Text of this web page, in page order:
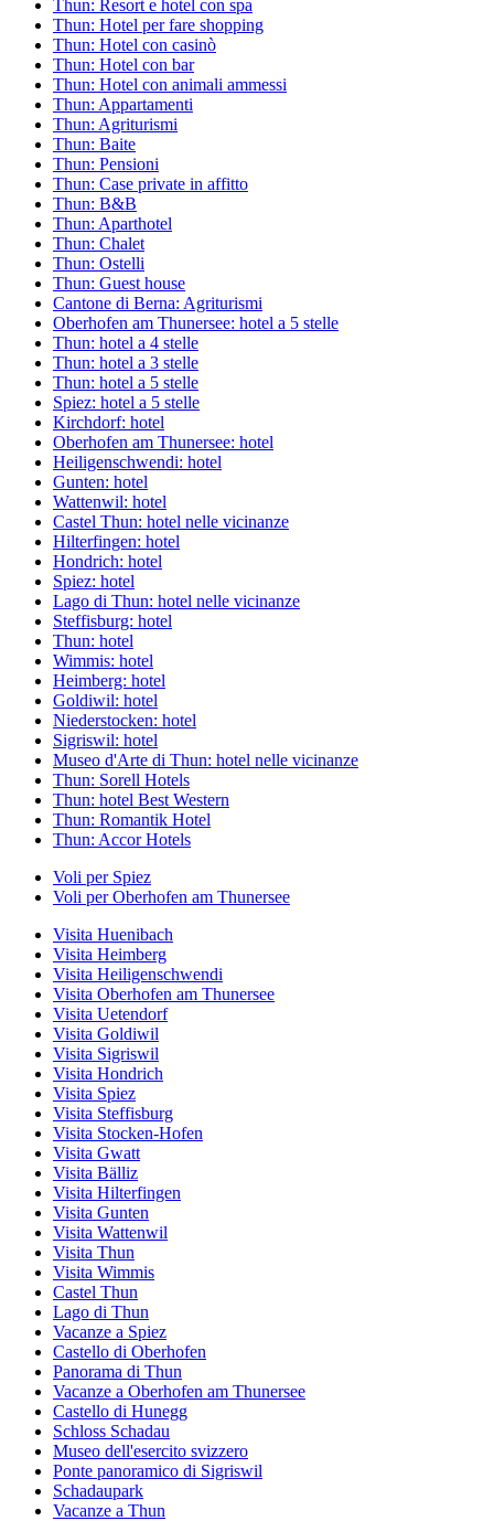
Thun: Resort e hotel con spa
Thun: Hotel per fare shopping
Thun: Hotel con casinò
Thun: Hotel con bar
Thun: Hotel con animali ammessi
Thun: Appartamenti
Thun: Agriturismi
Thun: Baite
Thun: Pensioni
Thun: Case private in affitto
Thun: B&B
Thun: Aparthotel
Thun: Chalet
Thun: Ostelli
Thun: Guest house
Cantone di Berna: Agriturismi
Oberhofen am Thunersee: hotel a 5 stelle
Thun: hotel a 4 stelle
Thun: hotel a 3 stelle
Thun: hotel a 5 stelle
Spiez: hotel a 5 stelle
Kirchdorf: hotel
Oberhofen am Thunersee: hotel
Heiligenschwendi: hotel
Gunten: hotel
Wattenwil: hotel
Castel Thun: hotel nelle vicinanze
Hilterfingen: hotel
Hondrich: hotel
Spiez: hotel
Lago di Thun: hotel nelle vicinanze
Steffisburg: hotel
Thun: hotel
Wimmis: hotel
Heimberg: hotel
Goldiwil: hotel
Niederstocken: hotel
Sigriswil: hotel
Museo d'Arte di Thun: hotel nelle vicinanze
Thun: Sorell Hotels
Thun: hotel Best Western
Thun: Romantik Hotel
Thun: Accor Hotels
Voli per Spiez
Voli per Oberhofen am Thunersee
Visita Huenibach
Visita Heimberg
Visita Heiligenschwendi
Visita Oberhofen am Thunersee
Visita Uetendorf
Visita Goldiwil
Visita Sigriswil
Visita Hondrich
Visita Spiez
Visita Steffisburg
Visita Stocken-Hofen
Visita Gwatt
Visita Bälliz
Visita Hilterfingen
Visita Gunten
Visita Wattenwil
Visita Thun
Visita Wimmis
Castel Thun
Lago di Thun
Vacanze a Spiez
Castello di Oberhofen
Panorama di Thun
Vacanze a Oberhofen am Thunersee
Castello di Hunegg
Schloss Schadau
Museo dell'esercito svizzero
Ponte panoramico di Sigriswil
Schadaupark
Vacanze a Thun